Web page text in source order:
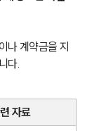
나 계약금을 지
다.
자료